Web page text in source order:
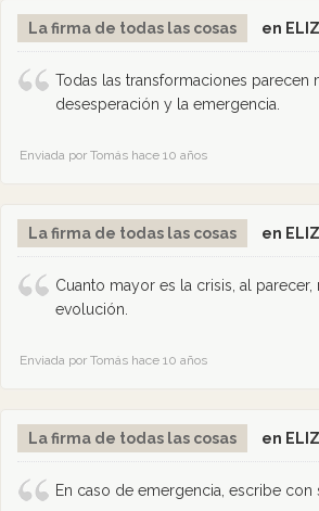
La firma de todas las cosas en
Todas las transformaciones parecen
desesperación y la emergencia.
Enviada por Tomás hace 10 años
La firma de todas las cosas en
Cuanto mayor es la crisis, al parecer,
evolución.
Enviada por Tomás hace 10 años
La firma de todas las cosas en
En caso de emergencia, escribe con